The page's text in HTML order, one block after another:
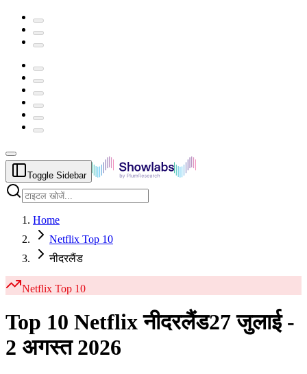
Toggle Sidebar
Home
Netflix Top 10
नीदरलैंड
Netflix Top 10
Top 10 Netflix नीदरलैंड27 जुलाई -
2 अगस्त 2026